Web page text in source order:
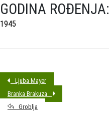
GODINA ROĐENJA:
1945
Ljuba Mayer
Branka Brakuza
Groblja